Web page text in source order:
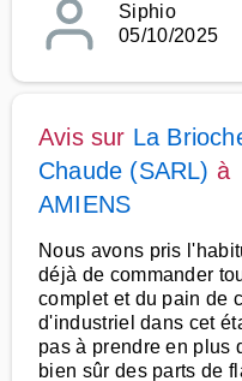
Siphio
05/10/2025
Avis sur La
Chaude (SARL) à
AMIENS
Nous avons pris
déjà de commander
complet et du pain de
d'industriel dans cet
pas à prendre en plus
bien sûr des parts de